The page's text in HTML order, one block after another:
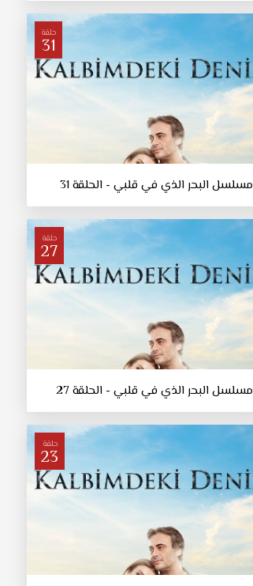
حلقة
31
مسلسل البحر الذي في قلبي - الحلقة 31
حلقة
27
مسلسل البحر الذي في قلبي - الحلقة 27
حلقة
23